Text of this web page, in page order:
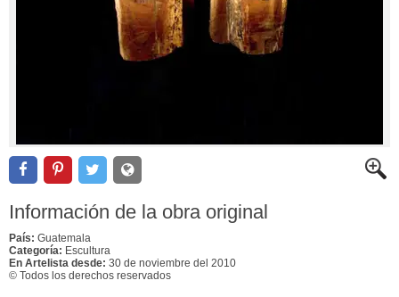
Información de la obra original
País: Guatemala
Categoría: Escultura
En Artelista desde: 30 de noviembre del 2010
© Todos los derechos reservados